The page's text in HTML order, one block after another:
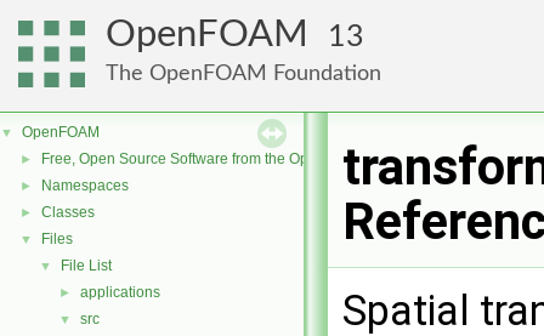
OpenFOAM 13
The OpenFOAM Foundation
▼ OpenFOAM
► Free, Open Source Software from the OpenFOAM Foundation
► Namespaces
► Classes
▼ Files
▼ File List
► applications
▼ src
Spatial